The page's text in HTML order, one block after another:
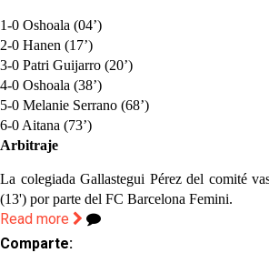
1-0 Oshoala (04’)
2-0 Hanen (17’)
3-0 Patri Guijarro (20’)
4-0 Oshoala (38’)
5-0 Melanie Serrano (68’)
6-0 Aitana (73’)
Arbitraje
La colegiada Gallastegui Pérez del comité
(13') por parte del FC Barcelona Femini.
Read more
Comparte: